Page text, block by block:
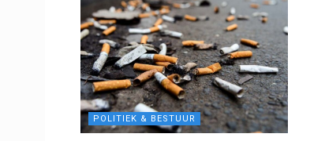
POLITIEK & BESTUUR